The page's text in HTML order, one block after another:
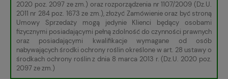
2020 poz. 2097 ze zm.) oraz rozporządzenia nr 1107/2009 (Dz.U.
2011 nr 284 poz. 1673 ze zm.), złożyć Zamówienie oraz być stroną
Umowy Sprzedaży mogą jedynie Klienci będący osobami
fizycznymi posiadającymi pełną zdolność do czynności prawnych
oraz posiadającymi kwalifikacje wymagane od osób
nabywających środki ochrony roślin określone w art. 28 ustawy o
środkach ochrony roślin z dnia 8 marca 2013 r. (Dz.U. 2020 poz.
2097 ze zm.)